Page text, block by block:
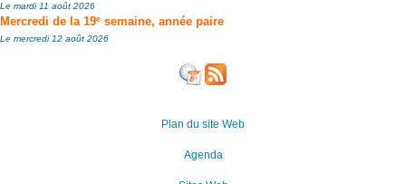
Le mardi 11 août 2026
Mercredi de la 19e semaine, année paire
Le mercredi 12 août 2026
Plan du site Web
Agenda